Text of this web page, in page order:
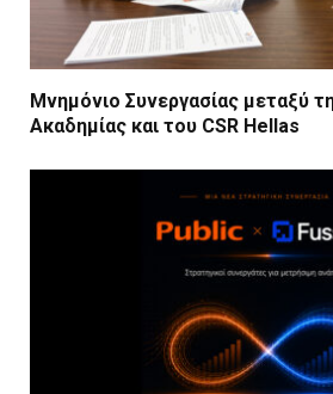
Μνημόνιο Συνεργασίας μεταξύ
Ακαδημίας και του CSR Hellas